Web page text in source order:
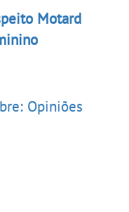
Motard
Opiniões